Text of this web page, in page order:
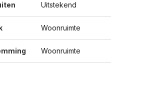
Uitstekend
Woonruimte
Woonruimte